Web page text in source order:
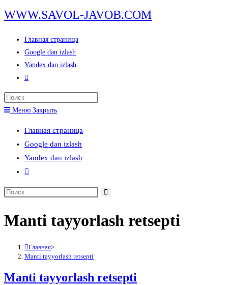
Перейти
к
содержимому
WWW.SAVOL-JAVOB.COM
Главная страница
Google dan izlash
Yandex dan izlash
Переключить
по
веб-
сайту
Меню Закрыть
Главная страница
Google dan izlash
Yandex dan izlash
Переключить
по
сайту
Поиск
сайте
Manti tayyorlash retsepti
Главная>
Manti tayyorlash retsepti
Manti tayyorlash retsepti